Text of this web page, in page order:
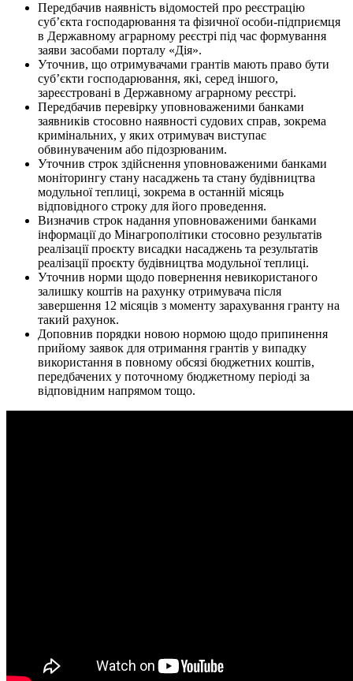
Передбачив наявність відомостей про реєстрацію
суб’єкта господарювання та фізичної особи-підприємця
в Державному аграрному реєстрі під час формування
заяви засобами порталу «Дія».
Уточнив, що отримувачами грантів мають право бути
суб’єкти господарювання, які, серед іншого,
зареєстровані в Державному аграрному реєстрі.
Передбачив перевірку уповноваженими банками
заявників стосовно наявності судових справ, зокрема
кримінальних, у яких отримувач виступає
обвинуваченим або підозрюваним.
Уточнив строк здійснення уповноваженими банками
моніторингу стану насаджень та стану будівництва
модульної теплиці, зокрема в останній місяць
відповідного строку для його проведення.
Визначив строк надання уповноваженими банками
інформації до Мінагрополітики стосовно результатів
реалізації проєкту висадки насаджень та результатів
реалізації проєкту будівництва модульної теплиці.
Уточнив норми щодо повернення невикористаного
залишку коштів на рахунку отримувача після
завершення 12 місяців з моменту зарахування гранту на
такий рахунок.
Доповнив порядки новою нормою щодо припинення
прийому заявок для отримання грантів у випадку
використання в повному обсязі бюджетних коштів,
передбачених у поточному бюджетному періоді за
відповідним напрямом тощо.